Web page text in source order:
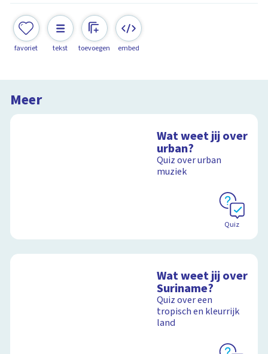
favoriet tekst toevoegen embed
Meer
Wat weet jij over
urban?
Quiz over urban
muziek
Quiz
Wat weet jij over
Suriname?
Quiz over een
tropisch en kleurrijk
land